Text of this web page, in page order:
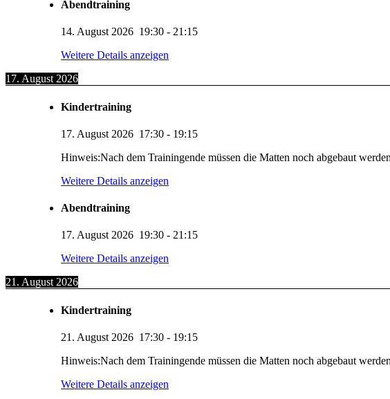
Abendtraining
14. August 2026 19:30 - 21:15
Weitere Details anzeigen
17. August 2026
Kindertraining
17. August 2026 17:30 - 19:15
Hinweis:Nach dem Trainingende müssen die Matten noch abgebaut
Weitere Details anzeigen
Abendtraining
17. August 2026 19:30 - 21:15
Weitere Details anzeigen
21. August 2026
Kindertraining
21. August 2026 17:30 - 19:15
Hinweis:Nach dem Trainingende müssen die Matten noch abgebaut
Weitere Details anzeigen